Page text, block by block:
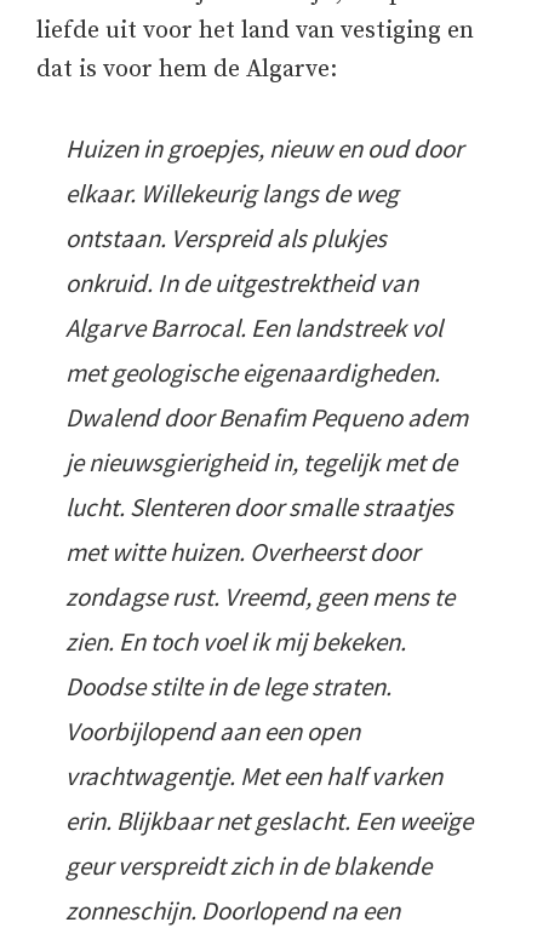
liefde uit voor het land van vestiging en
dat is voor hem de Algarve:
Huizen in groepjes, nieuw en oud door
elkaar. Willekeurig langs de weg
ontstaan. Verspreid als plukjes
onkruid. In de uitgestrektheid van
Algarve Barrocal. Een landstreek vol
met geologische eigenaardigheden.
Dwalend door Benafim Pequeno adem
je nieuwsgierigheid in, tegelijk met de
lucht. Slenteren door smalle straatjes
met witte huizen. Overheerst door
zondagse rust. Vreemd, geen mens te
zien. En toch voel ik mij bekeken.
Doodse stilte in de lege straten.
Voorbijlopend aan een open
vrachtwagentje. Met een half varken
erin. Blijkbaar net geslacht. Een weeïge
geur verspreidt zich in de blakende
zonneschijn. Doorlopend na een